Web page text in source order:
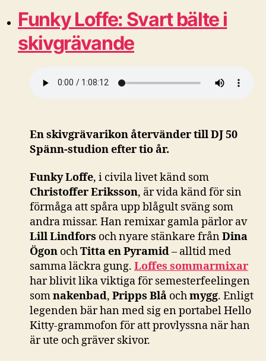
Funky Loffe: Svart bälte i
skivgrävande
En skivgrävarikon återvänder till DJ 50
Spänn-studion efter tio år.
Funky Loffe, i civila livet känd som
Christoffer Eriksson, är vida känd för sin
förmåga att spåra upp blågult sväng som
andra missar. Han remixar gamla pärlor av
Lill Lindfors och nyare stänkare frånDina
Ögon ochTitta en Pyramid– alltid med
samma läckra gung. Loffes sommarmixar
har blivit lika viktiga för semesterfeelingen
somnakenbad, Pripps Blå ochmygg. Enligt
legenden bär han med sig en portabel Hello
Kitty-grammofon för att provlyssna när han
är ute och gräver skivor.